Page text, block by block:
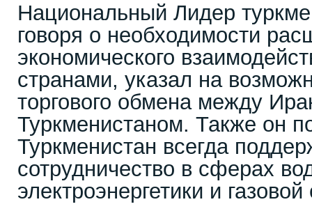
Национальный Лидер
говоря о необходимости
экономического
странами, указал на
торгового обмена между
Туркменистаном. Также он
Туркменистан всегда
сотрудничество в сферах
электроэнергетики и